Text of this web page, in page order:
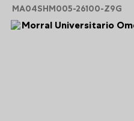
MA04SHM005-26100-Z9G
4
lonchera